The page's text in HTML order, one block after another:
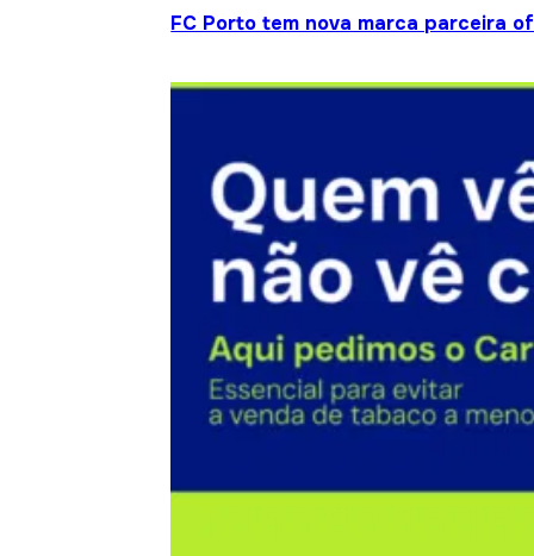
FC Porto tem nova marca parceira